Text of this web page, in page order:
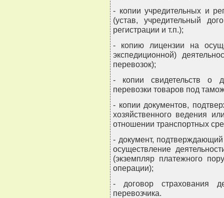
- копии учредительных и
(устав, учредительный
регистрации и т.п.);
- копию лицензии на
экспедиционной)
перевозок);
- копии свидетельств о
перевозки товаров под
- копии документов,
хозяйственного ведения
отношении транспортных
- документ,
осуществление
(экземпляр платежного
операции);
- договор страхования
перевозчика.